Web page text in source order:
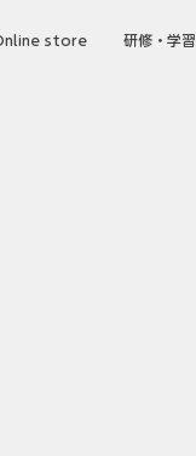
store 研修・学習